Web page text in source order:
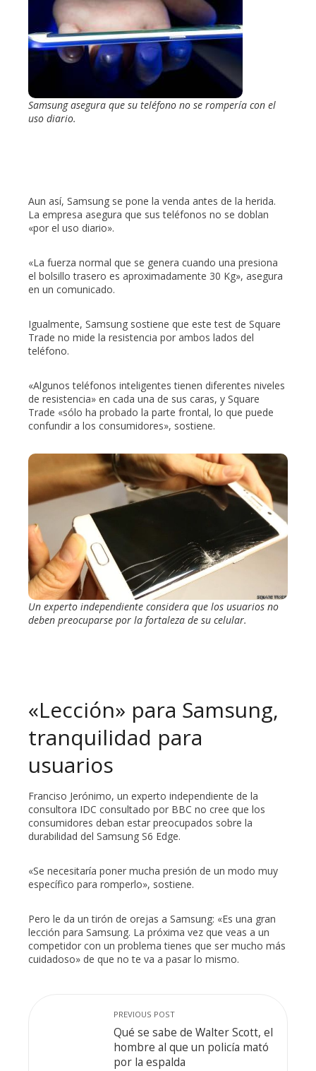
Samsung asegura que su teléfono no se rompería con el
uso diario.
Aun así, Samsung se pone la venda antes de la herida.
La empresa asegura que sus teléfonos no se doblan
«por el uso diario».
«La fuerza normal que se genera cuando una presiona
el bolsillo trasero es aproximadamente 30 Kg», asegura
en un comunicado.
Igualmente, Samsung sostiene que este test de Square
Trade no mide la resistencia por ambos lados del
teléfono.
«Algunos teléfonos inteligentes tienen diferentes niveles
de resistencia» en cada una de sus caras, y Square
Trade «sólo ha probado la parte frontal, lo que puede
confundir a los consumidores», sostiene.
Un experto independiente considera que los usuarios no
deben preocuparse por la fortaleza de su celular.
«Lección» para Samsung,
tranquilidad para
usuarios
Franciso Jerónimo, un experto independiente de la
consultora IDC consultado por BBC no cree que los
consumidores deban estar preocupados sobre la
durabilidad del Samsung S6 Edge.
«Se necesitaría poner mucha presión de un modo muy
específico para romperlo», sostiene.
Pero le da un tirón de orejas a Samsung: «Es una gran
lección para Samsung. La próxima vez que veas a un
competidor con un problema tienes que ser mucho más
cuidadoso» de que no te va a pasar lo mismo.
PREVIOUS POST
Qué se sabe de Walter Scott, el
hombre al que un policía mató
por la espalda